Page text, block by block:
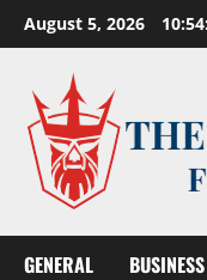
Skip
to
August 5, 2026
GENERAL BUSINESS